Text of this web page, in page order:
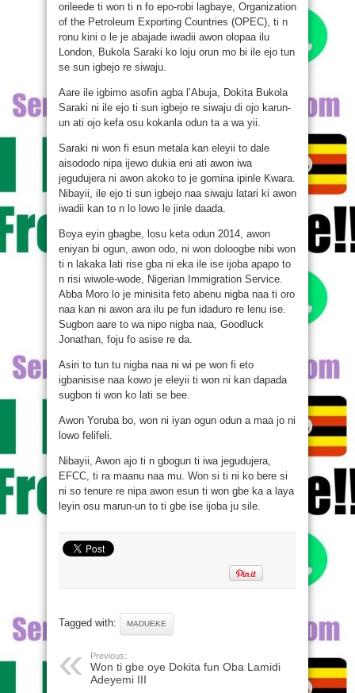
orileede ti won ti n fo epo-robi lagbaye, Organization
of the Petroleum Exporting Countries (OPEC), ti n
ronu kini o le je abajade iwadii awon olopaa ilu
London, Bukola Saraki ko loju orun mo bi ile ejo tun
se sun igbejo re siwaju.
Aare ile igbimo asofin agba l’Abuja, Dokita Bukola
Saraki ni ile ejo ti sun igbejo re siwaju di ojo karun-
un ati ojo kefa osu kokanla odun ta a wa yii.
Saraki ni won fi esun metala kan eleyii to dale
aisododo nipa ijewo dukia eni ati awon iwa
jegudujera ni awon akoko to je gomina ipinle Kwara.
Nibayii, ile ejo ti sun igbejo naa siwaju latari ki awon
iwadii kan to n lo lowo le jinle daada.
Boya eyin gbagbe, losu keta odun 2014, awon
eniyan bi ogun, awon odo, ni won doloogbe nibi won
ti n lakaka lati rise gba ni eka ile ise ijoba apapo to
n risi wiwole-wode, Nigerian Immigration Service.
Abba Moro lo je minisita feto abenu nigba naa ti oro
naa kan ni awon ara ilu pe fun idaduro re lenu ise.
Sugbon aare to wa nipo nigba naa, Goodluck
Jonathan, foju fo asise re da.
Asiri to tun tu nigba naa ni wi pe won fi eto
igbanisise naa kowo je eleyii ti won ni kan dapada
sugbon ti won ko lati se bee.
Awon Yoruba bo, won ni iyan ogun odun a maa jo ni
lowo felifeli.
Nibayii, Awon ajo ti n gbogun ti iwa jegudujera,
EFCC, ti ra maanu naa mu. Won si ti ni ko bere si
ni so tenure re nipa awon esun ti won gbe ka a laya
leyin osu marun-un to ti gbe ise ijoba ju sile.
Tagged with: MADUEKE
Previous:
Won ti gbe oye Dokita fun Oba Lamidi
Adeyemi III